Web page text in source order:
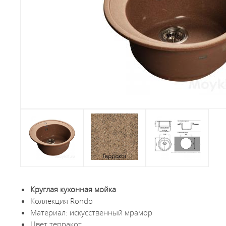
Круглая кухонная мойка
Коллекция Rondo
Материал: искусственный мрамор
Цвет терракот